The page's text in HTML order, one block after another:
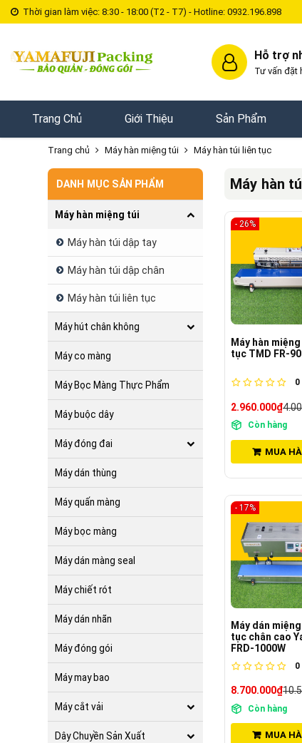
Thời gian làm việc: 8:30 - 18:00 (T2 - T7) - Hotline: 0932.196.898
Hỗ trợ
Tư vấn đặt
Trang Chủ Giới Thiệu Sản Phẩm
Trang chủ Máy hàn miệng túi Máy hàn túi liên tục
Máy hàn
- 26%
Máy hàn
tục TMD FR-
0
2.960.000₫
Còn hàng
MUA
- 17%
Máy dán
tục chân cao
FRD-1000W
0
8.700.000₫
Còn hàng
MUA
DANH MỤC SẢN PHẨM
Máy hàn miệng túi
Máy hàn túi dập tay
Máy hàn túi dập chân
Máy hàn túi liên tục
Máy hút chân không
Máy co màng
Máy Bọc Màng Thực Phẩm
Máy buộc dây
Máy đóng đai
Máy dán thùng
Máy quấn màng
Máy bọc màng
Máy dán màng seal
Máy chiết rót
Máy dán nhãn
Máy đóng gói
Máy may bao
Máy cắt vải
Dây Chuyền Sản Xuất